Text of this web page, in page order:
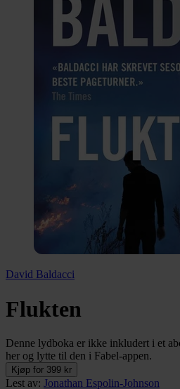
David Baldacci
Flukten
Denne lydboka er ikke inkludert i et
her og lytte til den i Fabel-appen.
Kjøp for 399 kr
Lest av: Jonathan Espolin-Johnson